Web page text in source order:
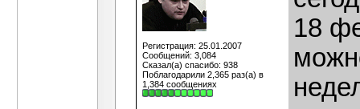
Регистрация: 25.01.2007
Сообщений: 3,084
Сказал(а) спасибо: 938
Поблагодарили 2,365 раз(а) в
1,384 сообщениях
18